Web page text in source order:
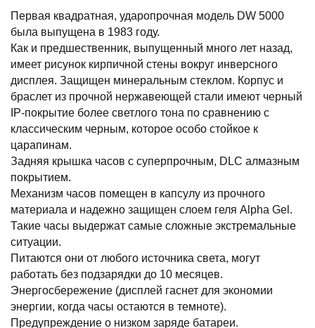
Первая квадратная, ударопрочная модель DW 5000
была выпущена в 1983 году.
Как и предшественник, выпущенный много лет назад,
имеет рисунок кирпичной стены вокруг инверсного
дисплея. Защищен минеральным стеклом. Корпус и
браслет из прочной нержавеющей стали имеют черный
IP-покрытие более светлого тона по сравнению с
классическим черным, которое особо стойкое к
царапинам.
Задняя крышка часов с суперпрочным, DLC алмазным
покрытием.
Механизм часов помещен в капсулу из прочного
материала и надежно защищен слоем геля Alpha Gel.
Такие часы выдержат самые сложные экстремальные
ситуации.
Питаются они от любого источника света, могут
работать без подзарядки до 10 месяцев.
Энергосбережение (дисплей гаснет для экономии
энергии, когда часы остаются в темноте).
Предупреждение о низком заряде батареи.